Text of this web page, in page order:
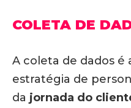
COLETA DE
A coleta de dados é
estratégia de
da jornada do